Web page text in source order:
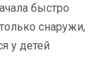
быстро
снаружи,
у детей